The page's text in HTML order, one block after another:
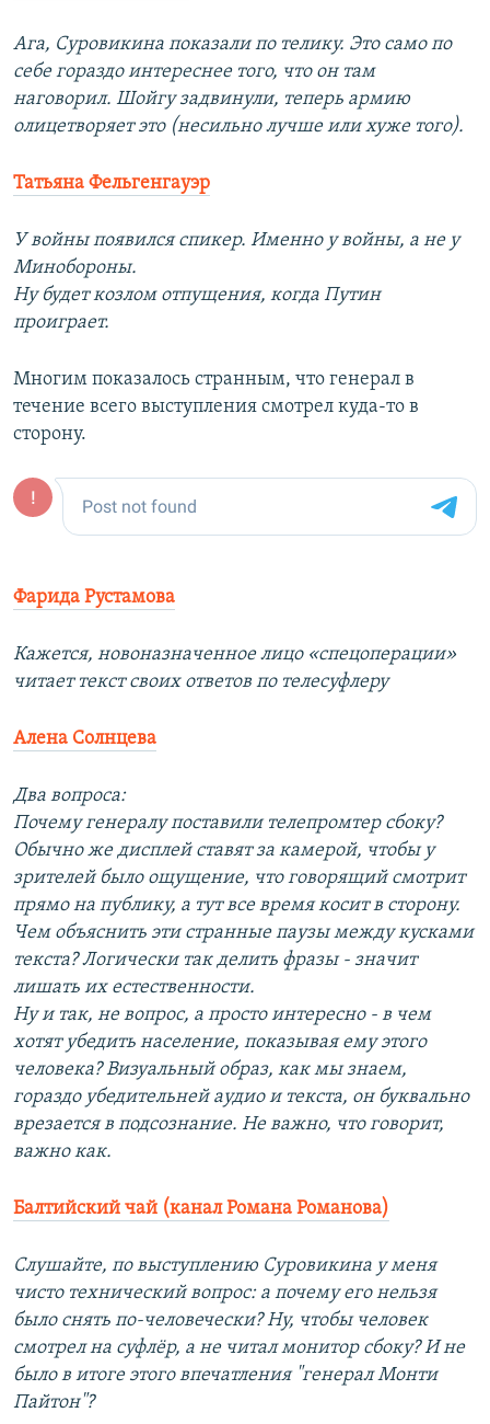
Ага, Суровикина показали по телику. Это само по
себе гораздо интереснее того, что он там
наговорил. Шойгу задвинули, теперь армию
олицетворяет это (несильно лучше или хуже того).
Татьяна Фельгенгауэр
У войны появился спикер. Именно у войны, а не у
Минобороны.
Ну будет козлом отпущения, когда Путин
проиграет.
Многим показалось странным, что генерал в
течение всего выступления смотрел куда-то в
сторону.
Фарида Рустамова
Кажется, новоназначенное лицо «спецоперации»
читает текст своих ответов по телесуфлеру
Алена Солнцева
Два вопроса:
Почему генералу поставили телепромтер сбоку?
Обычно же дисплей ставят за камерой, чтобы у
зрителей было ощущение, что говорящий смотрит
прямо на публику, а тут все время косит в сторону.
Чем объяснить эти странные паузы между кусками
текста? Логически так делить фразы - значит
лишать их естественности.
Ну и так, не вопрос, а просто интересно - в чем
хотят убедить население, показывая ему этого
человека? Визуальный образ, как мы знаем,
гораздо убедительней аудио и текста, он буквально
врезается в подсознание. Не важно, что говорит,
важно как.
Балтийский чай (канал Романа Романова)
Слушайте, по выступлению Суровикина у меня
чисто технический вопрос: а почему его нельзя
было снять по-человечески? Ну, чтобы человек
смотрел на суфлёр, а не читал монитор сбоку? И не
было в итоге этого впечатления "генерал Монти
Пайтон"?